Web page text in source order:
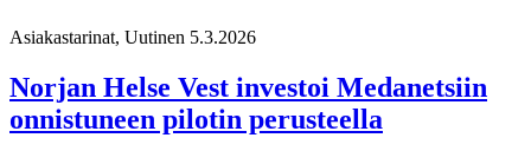
Asiakastarinat, Uutinen 5.3.2026
Norjan Helse Vest investoi Medanetsiin
onnistuneen pilotin perusteella